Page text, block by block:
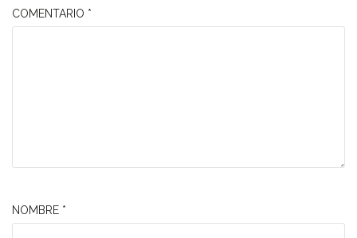
COMENTARIO *
NOMBRE *